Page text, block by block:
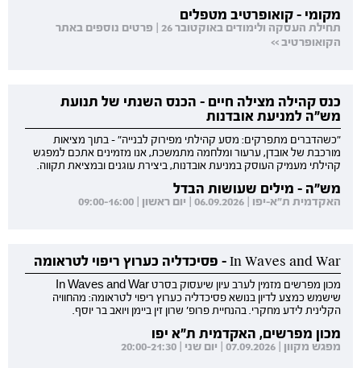
מקומי - קואופרטיב מטפלים
תחילת העסקה ולימודים באוקטובר 26 | פרטים נוספים באתר
הקואופרטיב >>
כנס קהילה מצילה חיים - הכנס השנתי של תנועת
מש"ה למניעת אובדנות
"כשהדברים מתפרקים: מסע קהילתי מפירוק לבנייה" - בתוך מציאות
מורכבת של אובדן, ערעור ומלחמה מתמשכת, אנו מזמינים אתכם למפגש
קהילתי מעמיק העוסק במניעת אובדנות, ביצירת עוגנים ובמציאת תקווה.
מש"ה - מילים שעושות הבדל
האקדמית ת"א-יפו | 06.09.2026 | יום ראשון | 09:00-16:00
In Waves and War - פסיכדליה כערוץ ריפוי לטראומה
מכון מפרשים מזמין לערב עיון שיעסוק בסרט In Waves and War
שישמש כמצע לדיון בנושא פסיכדליה כערוץ ריפוי לטראומה: מהחוויה
הקלינית לידע מחקרי. בהנחיית פרופ' שרון זין ביימן ויואב בר יוסף.
מכון מפרשים, האקדמית ת"א יפו
מפגש מקוון | 07.09.2026 | יום שני | 20:00-21:30